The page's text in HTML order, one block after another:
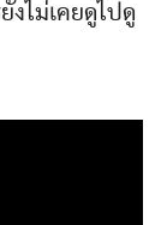
งไม่เคยดูไปดู